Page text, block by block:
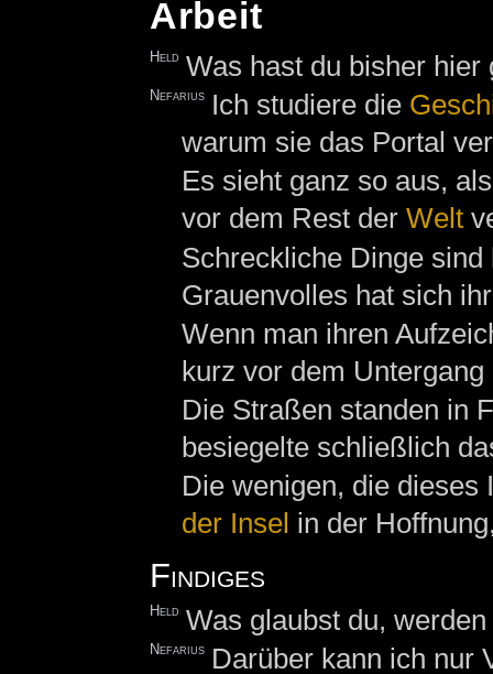
Arbeit
Held Was hast du bisher hier
Nefarius Ich studiere die
warum sie das Portal
Es sieht ganz so aus,
vor dem Rest der Welt
Schreckliche Dinge
Grauenvolles hat sich
Wenn man ihren
kurz vor dem
Die Straßen standen in
besiegelte schließlich
Die wenigen, die
der Insel in der
Findiges
Held Was glaubst du,
Nefarius Darüber kann ich nur